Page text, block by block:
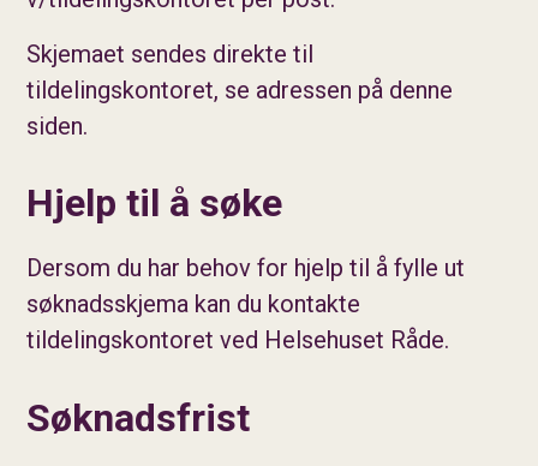
Skjemaet sendes direkte til
tildelingskontoret, se adressen på denne
siden.
Hjelp til å søke
Dersom du har behov for hjelp til å fylle ut
søknadsskjema kan du kontakte
tildelingskontoret ved Helsehuset Råde.
Søknadsfrist